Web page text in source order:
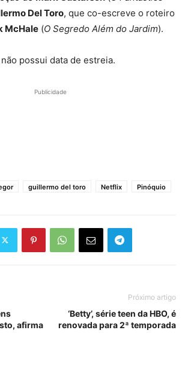
Del Toro, que co-escreve o roteiro
McHale (O Segredo Além do Jardim).
possui data de estreia.
Publicidade
guillermo del toro Netflix Pinóquio
afirma
Próximo artigo
‘Betty’, série teen da HBO, é
renovada para 2ª temporada